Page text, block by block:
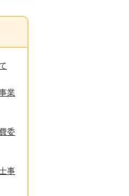
業
委
事